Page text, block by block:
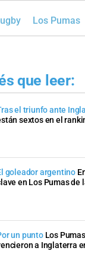
Los Pumas
que leer:
el triunfo ante
sextos en el
goleador argentino
en Los Pumas de
un punto Los
a Inglaterra